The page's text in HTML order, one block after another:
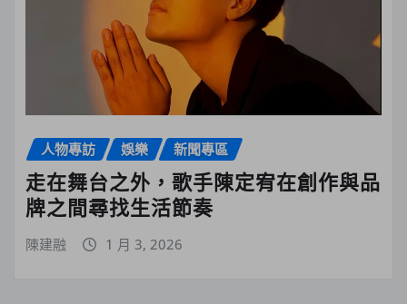
人物專訪 娛樂 新聞專區
走在舞台之外，歌手陳定宥在創作與品
牌之間尋找生活節奏
陳建融 1 月 3, 2026